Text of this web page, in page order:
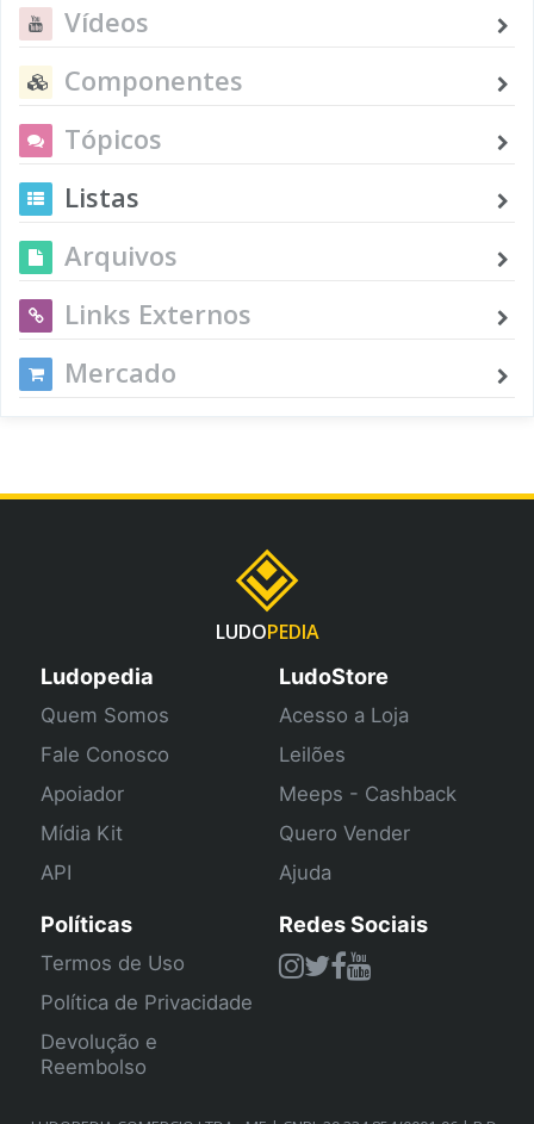
Vídeos
Componentes
Tópicos
Listas
Arquivos
Links Externos
Mercado
LUDOPEDIA
Ludopedia
Quem Somos
Fale Conosco
Apoiador
Mídia Kit
API
LudoStore
Acesso a Loja
Leilões
Meeps - Cashback
Quero Vender
Ajuda
Políticas
Termos de Uso
Política de Privacidade
Devolução e
Reembolso
Redes Sociais